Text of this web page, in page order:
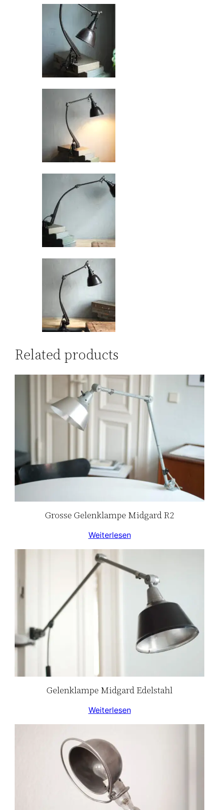
Related products
Grosse Gelenklampe Midgard R2
Weiterlesen
Gelenklampe Midgard Edelstahl
Weiterlesen